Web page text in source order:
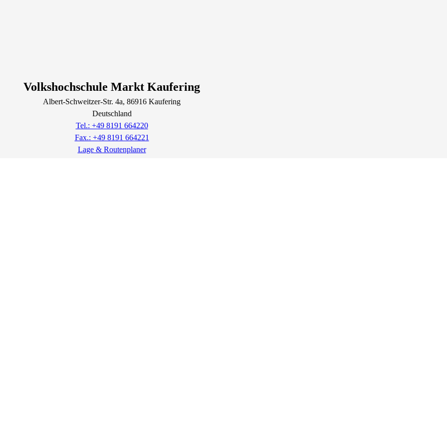
Volkshochschule Markt Kaufering
Albert-Schweitzer-Str. 4a, 86916 Kaufering
Deutschland
Tel.: +49 8191 664220
Fax.: +49 8191 664221
Lage & Routenplaner